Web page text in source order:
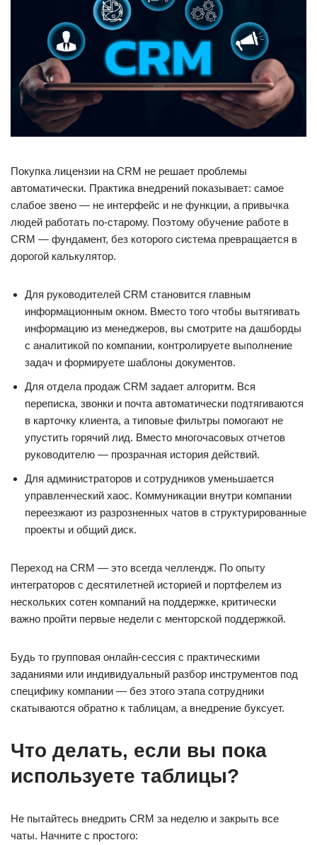
Покупка лицензии на CRM не решает проблемы
автоматически. Практика внедрений показывает: самое
слабое звено — не интерфейс и не функции, а привычка
людей работать по-старому. Поэтому обучение работе в
CRM — фундамент, без которого система превращается в
дорогой калькулятор.
Для руководителей CRM становится главным
информационным окном. Вместо того чтобы вытягивать
информацию из менеджеров, вы смотрите на дашборды
с аналитикой по компании, контролируете выполнение
задач и формируете шаблоны документов.
Для отдела продаж CRM задает алгоритм. Вся
переписка, звонки и почта автоматически подтягиваются
в карточку клиента, а типовые фильтры помогают не
упустить горячий лид. Вместо многочасовых отчетов
руководителю — прозрачная история действий.
Для администраторов и сотрудников уменьшается
управленческий хаос. Коммуникации внутри компании
переезжают из разрозненных чатов в структурированные
проекты и общий диск.
Переход на CRM — это всегда челлендж. По опыту
интеграторов с десятилетней историей и портфелем из
нескольких сотен компаний на поддержке, критически
важно пройти первые недели с менторской поддержкой.
Будь то групповая онлайн-сессия с практическими
заданиями или индивидуальный разбор инструментов под
специфику компании — без этого этапа сотрудники
скатываются обратно к таблицам, а внедрение буксует.
Что делать, если вы пока
используете таблицы?
Не пытайтесь внедрить CRM за неделю и закрыть все
чаты. Начните с простого: